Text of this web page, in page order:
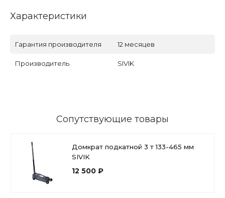
Характеристики
Гарантия производителя 12 месяцев
Производитель SIVIK
Сопутствующие товары
Домкрат подкатной 3 т 133-465 мм
SIVIK
12 500 ₽